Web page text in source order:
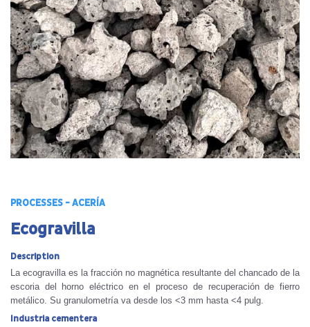
PROCESSES - ACERÍA
Ecogravilla
Description
La ecogravilla es la fracción no magnética resultante del chancado de la
escoria del horno eléctrico en el proceso de recuperación de fierro
metálico. Su granulometría va desde los <3 mm hasta <4 pulg.
Industria cementera